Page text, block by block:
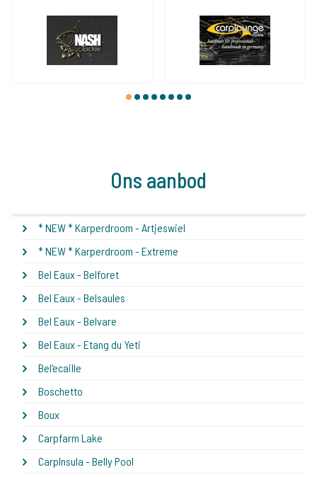
1 2 3 4 5 6 7 8
Ons aanbod
* NEW * Karperdroom - Artjeswiel
* NEW * Karperdroom - Extreme
Bel Eaux - Belforet
Bel Eaux - Belsaules
Bel Eaux - Belvare
Bel Eaux - Etang du Yeti
Bel'ecaille
Boschetto
Boux
Carpfarm Lake
CarpInsula - Belly Pool